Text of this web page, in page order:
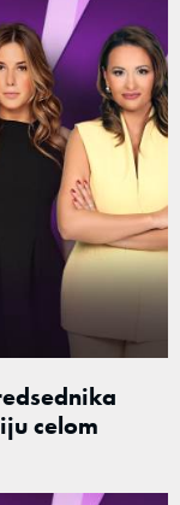
celom